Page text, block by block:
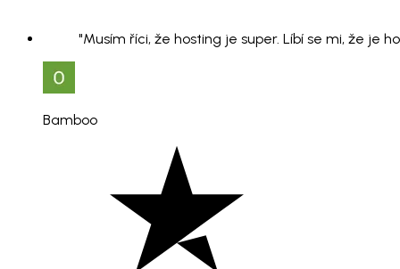
"Musím říci, že hosting je super. Líbí se mi, že je
Bamboo